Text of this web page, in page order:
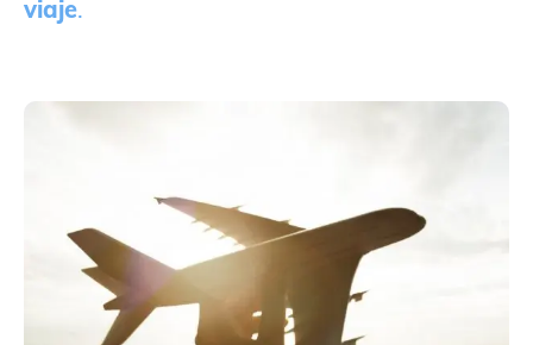
viaje.